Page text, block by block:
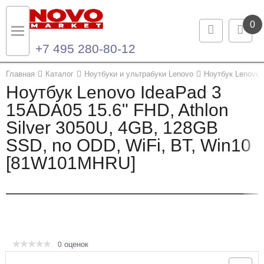
0
+7 495 280-80-12
Главная Каталог Ноутбуки и ультрабуки Lenovo Ноутбук
Ноутбук Lenovo IdeaPad 3
15ADA05 15.6" FHD, Athlon
Silver 3050U, 4GB, 128GB
SSD, no ODD, WiFi, BT, Win10
[81W101MHRU]
0 оценок
Назад
Каталог продукции
Ноутбуки и ультрабуки
Компьютеры
Назад
Контакты
Контактная информация